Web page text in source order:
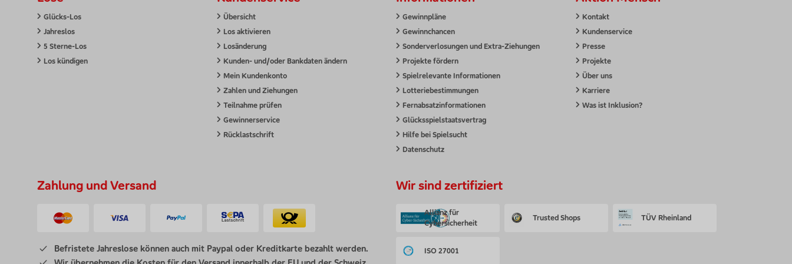
Glücks-Los
Jahreslos
5 Sterne-Los
Los kündigen
Übersicht
Los aktivieren
Losänderung
Kunden- und/oder Bankdaten ändern
Mein Kundenkonto
Zahlen und Ziehungen
Teilnahme prüfen
Gewinnerservice
Rücklastschrift
Gewinnpläne
Gewinnchancen
Sonderverlosungen und Extra-Ziehungen
Projekte fördern
Spielrelevante Informationen
Lotteriebestimmungen
Fernabsatzinformationen
Glücksspielstaatsvertrag
Hilfe bei Spielsucht
Datenschutz
Kontakt
Kundenservice
Presse
Projekte
Über uns
Karriere
Was ist Inklusion?
Zahlung und Versand
Befristete Jahreslose können auch mit Paypal oder Kreditkarte bezahlt werden.
Wir sind zertifiziert
Allianz für
Cybersicherheit
Trusted Shops TÜV Rheinland
ISO 27001